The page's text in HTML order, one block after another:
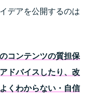
デアを公開するのは
コンテンツの質担保
ドバイスしたり、改
くわからない・自信